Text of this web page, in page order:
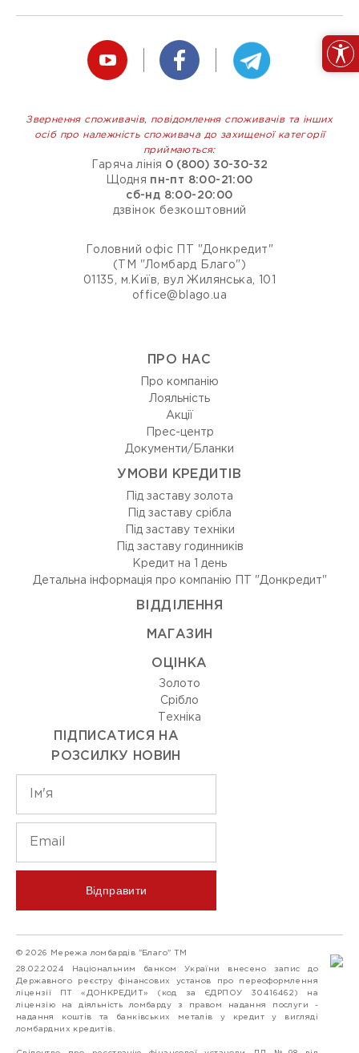
Звернення споживачів, повідомлення споживачів та інших
осіб про належність споживача до захищеної категорії
приймаються:
Гаряча лінія 0 (800) 30-30-32
Щодня пн-пт 8:00-21:00
сб-нд 8:00-20:00
дзвінок безкоштовний
Головний офіс ПТ "Донкредит"
(ТМ "Ломбард Благо")
01135, м.Київ, вул Жилянська, 101
office@blago.ua
ПРО НАС
Про компанію
Лояльність
Акції
Прес-центр
Документи/Бланки
УМОВИ КРЕДИТІВ
Під заставу золота
Під заставу срібла
Під заставу техніки
Під заставу годинників
Кредит на 1 день
Детальна інформація про компанію ПТ "Донкредит"
ВIДДIЛЕННЯ
МАГАЗИН
ОЦIНКА
Золото
Срiбло
Технiка
ПІДПИСАТИСЯ НА
РОЗСИЛКУ НОВИН
Відправити
© 2026 Мережа ломбардів "Благо" ТМ
28.02.2024 Національним банком України внесено запис до
Державного реєстру фінансових установ про переоформлення
ліцензії ПТ «ДОНКРЕДИТ» (код за ЄДРПОУ 30416462) на
ліцензію на діяльність ломбарду з правом надання послуги -
надання коштів та банківських металів у кредит у вигляді
ломбардних кредитів.